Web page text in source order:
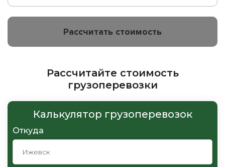
Рассчитать стоимость
Рассчитайте стоимость
грузоперевозки
Калькулятор грузоперевозок
Откуда